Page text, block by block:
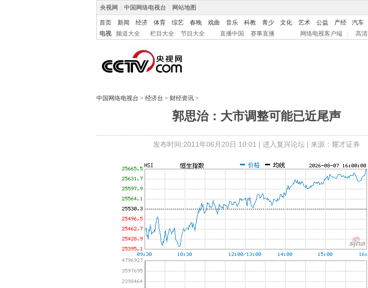
央视网 中国网络电视台 网站地图
首页 新闻 经济 体育 综艺 春晚 戏曲 音乐 科教 青少 文化 艺术 公益 产经 汽车
电视
频道大全 栏目大全 节目大全 直播中国 赛事直播 网络电视客户端 高清
中国网络电视台 > 经济台 > 财经资讯 >
郭思治：大市调整可能已近尾声
发布时间:2011年06月20日 10:01 | 进入复兴论坛| 来源：耀才证券